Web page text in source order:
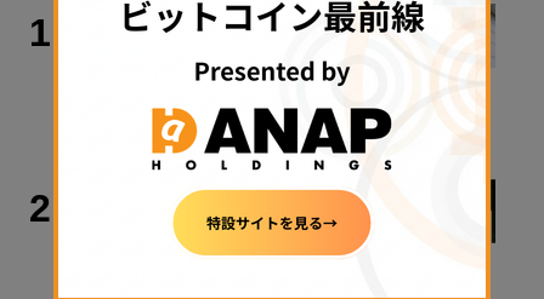
1 政策・規制
金融庁、暗号資産新課のトップに安富
2026年8月7日 17:26
2
警察庁、すべての暗号資産交換業者に
出庫制限強化を要請